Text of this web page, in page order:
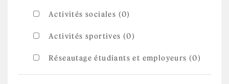
Activités sociales (0)
Activités sportives (0)
Réseautage étudiants et employeurs (0)